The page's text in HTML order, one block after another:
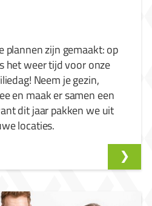
plannen zijn gemaakt: op
het weer tijd voor onze
Neem je gezin,
en maak er samen een
dit jaar pakken we uit
locaties.